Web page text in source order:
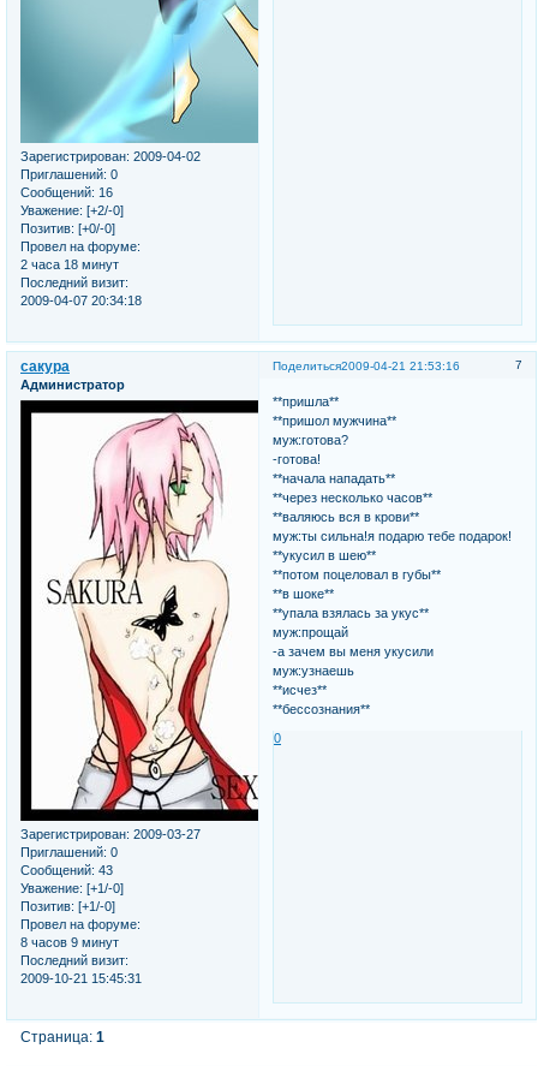
Зарегистрирован: 2009-04-02
Приглашений: 0
Сообщений: 16
Уважение: [+2/-0]
Позитив: [+0/-0]
Провел на форуме:
2 часа 18 минут
Последний визит:
2009-04-07 20:34:18
Поделиться 7
2009-04-21 21:53:16
сакура
Администратор
Зарегистрирован: 2009-03-27
Приглашений: 0
Сообщений: 43
Уважение: [+1/-0]
Позитив: [+1/-0]
Провел на форуме:
8 часов 9 минут
Последний визит:
2009-10-21 15:45:31
**пришла**
**пришол мужчина**
муж:готова?
-готова!
**начала нападать**
**через несколько часов**
**валяюсь вся в крови**
муж:ты сильна!я подарю тебе подарок!
**укусил в шею**
**потом поцеловал в губы**
**в шоке**
**упала взялась за укус**
муж:прощай
-а зачем вы меня укусили
муж:узнаешь
**исчез**
**бессознания**
0
Страница:1